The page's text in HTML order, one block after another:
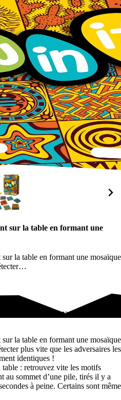
sur la table en formant une
la table en formant une mosaïque
la table en formant une mosaïque
la table en formant une mosaïque
plus vite que les adversaires les
identiques !
table : retrouvez vite les motifs
au sommet d’une pile, tirés il y a
à peine. Certains sont même